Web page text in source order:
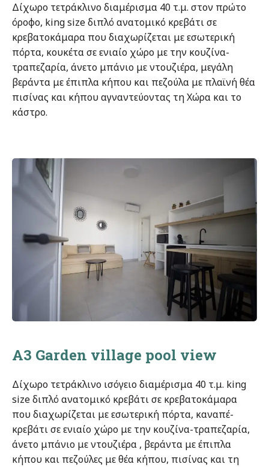
Δίχωρο τετράκλινο διαμέρισμα 40 τ.μ. στον πρώτο
όροφο, king size διπλό ανατομικό κρεβάτι σε
κρεβατοκάμαρα που διαχωρίζεται με εσωτερική
πόρτα, κουκέτα σε ενιαίο χώρο με την κουζίνα-
τραπεζαρία, άνετο μπάνιο με ντουζιέρα, μεγάλη
βεράντα με έπιπλα κήπου και πεζούλα με πλαϊνή θέα
πισίνας και κήπου αγναντεύοντας τη Χώρα και το
κάστρο.
A3 Garden village pool view
Δίχωρο τετράκλινο ισόγειο διαμέρισμα 40 τ.μ. king
size διπλό ανατομικό κρεβάτι σε κρεβατοκάμαρα
που διαχωρίζεται με εσωτερική πόρτα, καναπέ-
κρεβάτι σε ενιαίο χώρο με την κουζίνα-τραπεζαρία,
άνετο μπάνιο με ντουζιέρα , βεράντα με έπιπλα
κήπου και πεζούλες με θέα κήπου, πισίνας και τη